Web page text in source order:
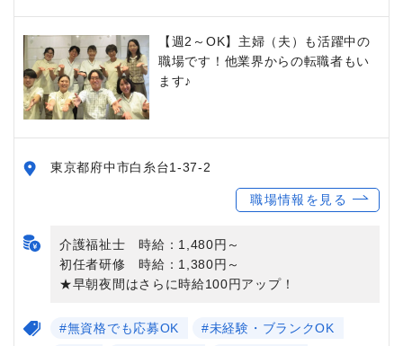
【週2～OK】主婦（夫）も活躍中の
職場です！他業界からの転職者もい
ます♪
東京都府中市白糸台1-37-2
職場情報を見る
介護福祉士 時給：1,480円～
初任者研修 時給：1,380円～
★早朝夜間はさらに時給100円アップ！
#無資格でも応募OK
#未経験・ブランクOK